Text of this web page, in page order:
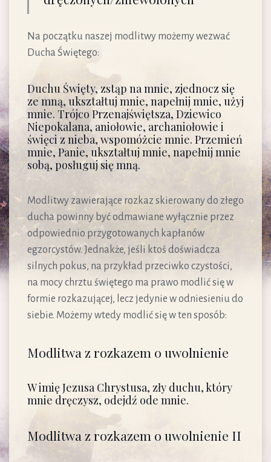
Na początku naszej modlitwy możemy wezwać
Ducha Świętego:
Duchu Święty, zstąp na mnie, zjednocz się
ze mną, ukształtuj mnie, napełnij mnie, użyj
mnie. Trójco Przenajświętsza, Dziewico
Niepokalana, aniołowie, archaniołowie i
święci z nieba, wspomóżcie mnie. Przemień
mnie, Panie, ukształtuj mnie, napełnij mnie
sobą, posługuj się mną.
Modlitwy zawierające rozkaz skierowany do złego
ducha powinny być odmawiane wyłącznie przez
odpowiednio przygotowanych kapłanów
egzorcystów. Jednakże, jeśli ktoś doświadcza
silnych pokus, na przykład przeciwko czystości,
na mocy chrztu świętego ma prawo modlić się w
formie rozkazującej, lecz jedynie w odniesieniu do
siebie. Możemy wtedy modlić się w ten sposób:
Modlitwa z rozkazem o uwolnienie
W imię Jezusa Chrystusa, zły duchu, który
mnie dręczysz, odejdź ode mnie.
Modlitwa z rozkazem o uwolnienie II